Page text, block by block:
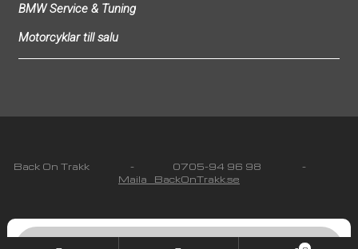
BMW Service & Tuning
Motorcyklar till salu
Back On Trakk - 0705-94 96 98 -
Maila BackOnTrakk.se
2212Integritetspolicy & Köpvillkor
Products
search